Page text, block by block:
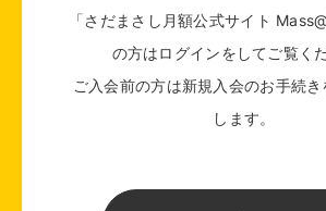
「さだまさし月額公式サイト
の方はログインをしてご覧く
ご入会前の方は新規入会のお手続き
します。